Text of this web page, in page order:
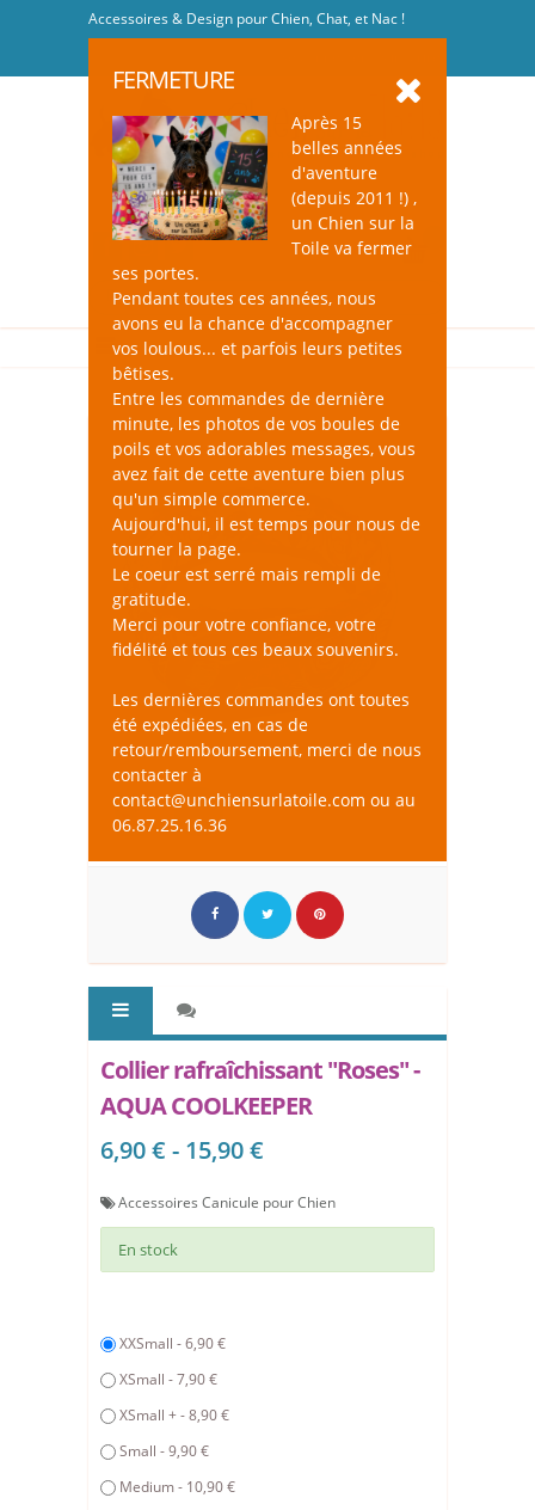
Accessoires & Design pour Chien, Chat, et Nac !
FERMETURE
Après 15
belles années
d'aventure
(depuis 2011 !) ,
un Chien sur la
Toile va fermer
ses portes.
Pendant toutes ces années, nous
avons eu la chance d'accompagner
vos loulous... et parfois leurs petites
bêtises.
Entre les commandes de dernière
minute, les photos de vos boules de
poils et vos adorables messages, vous
avez fait de cette aventure bien plus
qu'un simple commerce.
Aujourd'hui, il est temps pour nous de
tourner la page.
Le coeur est serré mais rempli de
gratitude.
Merci pour votre confiance, votre
fidélité et tous ces beaux souvenirs.
Les dernières commandes ont toutes
été expédiées, en cas de
retour/remboursement, merci de nous
contacter à
contact@unchiensurlatoile.com ou au
06.87.25.16.36
Collier rafraîchissant "Roses" -
AQUA COOLKEEPER
6,90 € - 15,90 €
Accessoires Canicule pour Chien
En stock
XXSmall - 6,90 €
XSmall - 7,90 €
XSmall + - 8,90 €
Small - 9,90 €
Medium - 10,90 €